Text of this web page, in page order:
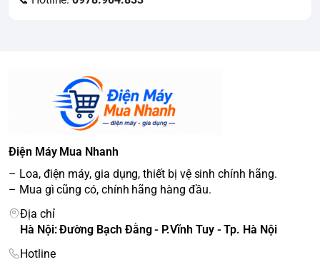
Điện Máy Mua Nhanh
– Loa, điện máy, gia dụng, thiết bị vệ sinh chính hãng.
– Mua gì cũng có, chính hãng hàng đầu.
Địa chỉ
Hà Nội: Đường Bạch Đằng - P.Vĩnh Tuy - Tp. Hà Nội
Hotline